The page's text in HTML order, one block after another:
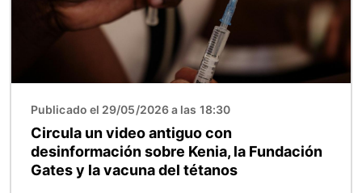
Publicado el 29/05/2026 a las 18:30
Circula un video antiguo con
desinformación sobre Kenia, la Fundación
Gates y la vacuna del tétanos